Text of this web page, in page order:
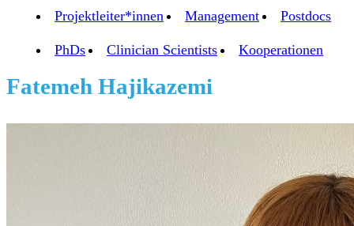
Projektleiter*innen Management Postdocs
PhDs Clinician Scientists Kooperationen
Fatemeh Hajikazemi